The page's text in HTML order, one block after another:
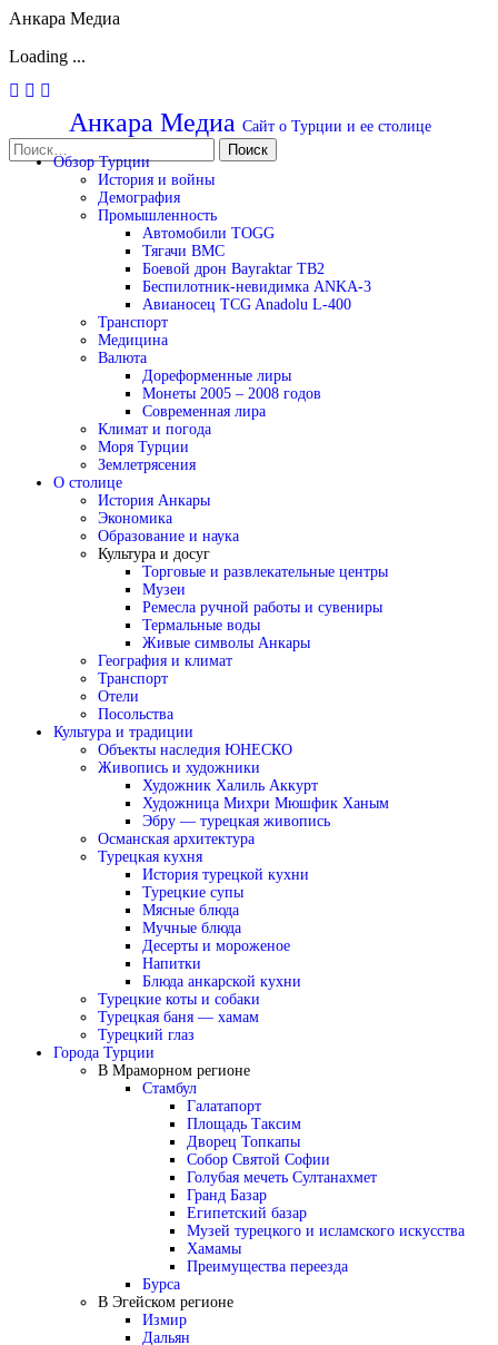
Анкара Медиа
Loading ...
Перейти
содержимомуАнкара Медиа Сайт о Турции и ее столице
Найти:
Обзор Турции
История и войны
Демография
Промышленность
Автомобили TOGG
Тягачи BMC
Боевой дрон Bayraktar TB2
Беспилотник-невидимка ANKA-3
Авианосец TCG Anadolu L-400
Транспорт
Медицина
Валюта
Дореформенные лиры
Монеты 2005 – 2008 годов
Современная лира
Климат и погода
Моря Турции
Землетрясения
О столице
История Анкары
Экономика
Образование и наука
Культура и досуг
Торговые и развлекательные центры
Музеи
Ремесла ручной работы и сувениры
Термальные воды
Живые символы Анкары
География и климат
Транспорт
Отели
Посольства
Культура и традиции
Объекты наследия ЮНЕСКО
Живопись и художники
Художник Халиль Аккурт
Художница Михри Мюшфик Ханым
Эбру — турецкая живопись
Османская архитектура
Турецкая кухня
История турецкой кухни
Турецкие супы
Мясные блюда
Мучные блюда
Десерты и мороженое
Напитки
Блюда анкарской кухни
Турецкие коты и собаки
Турецкая баня — хамам
Турецкий глаз
Города Турции
В Мраморном регионе
Стамбул
Галатапорт
Площадь Таксим
Дворец Топкапы
Собор Святой Софии
Голубая мечеть Султанахмет
Гранд Базар
Египетский базар
Музей турецкого и исламского искусства
Хамамы
Преимущества переезда
Бурса
В Эгейском регионе
Измир
Дальян